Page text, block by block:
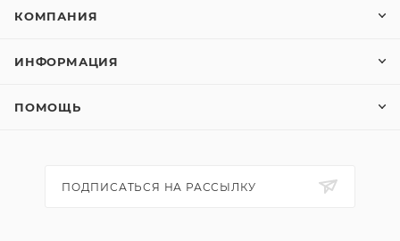
КОМПАНИЯ
ИНФОРМАЦИЯ
ПОМОЩЬ
ПОДПИСАТЬСЯ НА РАССЫЛКУ